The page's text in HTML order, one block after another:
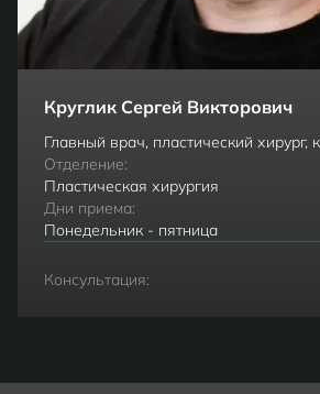
Круглик Сергей Викторович
Главный врач, пластический хирург,
Отделение:
Пластическая хирургия
Дни приема:
Понедельник - пятница
Консультация: